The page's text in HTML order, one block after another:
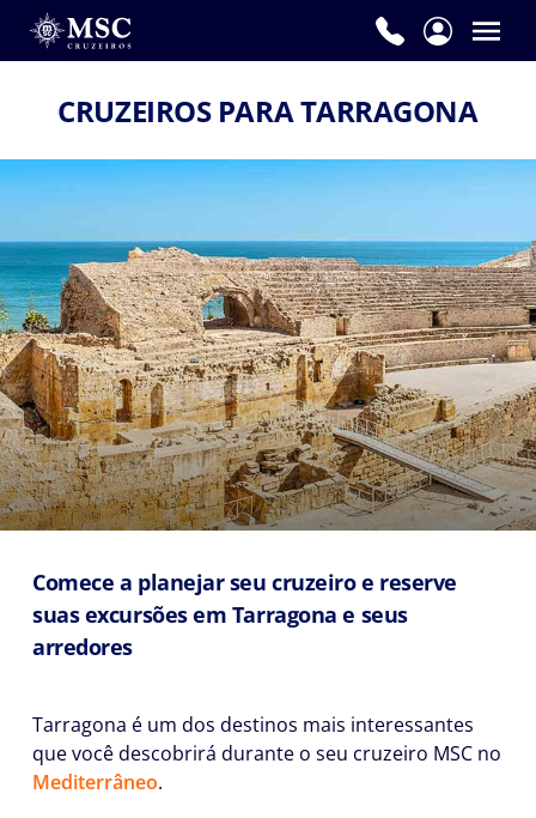
CRUZEIROS PARA TARRAGONA
Comece a planejar seu cruzeiro e reserve
suas excursões em Tarragona e seus
arredores
Tarragona é um dos destinos mais interessantes
que você descobrirá durante o seu cruzeiro MSC no
Mediterrâneo.